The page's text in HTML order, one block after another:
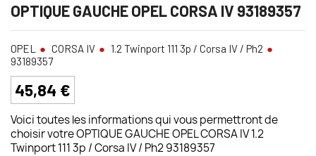
OPTIQUE GAUCHE OPEL CORSA IV 93189357
OPEL CORSA IV
1.2 Twinport 111 3p / Corsa IV / Ph2
93189357
45,84 €
Voici toutes les informations qui vous permettront de
choisir votre OPTIQUE GAUCHE OPEL CORSA IV 1.2
Twinport 111 3p / Corsa IV / Ph2 93189357